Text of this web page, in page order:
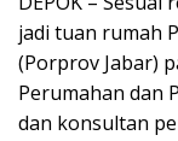
jadi tuan rumah
(Porprov Jabar)
Perumahan dan
dan konsultan